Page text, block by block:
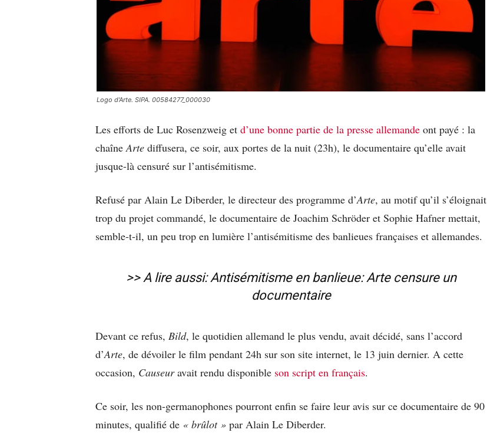
Logo d'Arte. SIPA. 00584277_000030
Les efforts de Luc Rosenzweig et d’une bonne partie de la presse allemande ont payé : la
chaîne Arte diffusera, ce soir, aux portes de la nuit (23h), le documentaire qu’elle avait
jusque-là censuré sur l’antisémitisme.
Refusé par Alain Le Diberder, le directeur des programme d’Arte, au motif qu’il s’éloignait
trop du projet commandé, le documentaire de Joachim Schröder et Sophie Hafner mettait,
semble-t-il, un peu trop en lumière l’antisémitisme des banlieues françaises et allemandes.
>> A lire aussi:Antisémitisme en banlieue: Arte censure un
documentaire
Devant ce refus, Bild, le quotidien allemand le plus vendu, avait décidé, sans l’accord
d’Arte, de dévoiler le film pendant 24h sur son site internet, le 13 juin dernier. A cette
occasion, Causeuravait rendu disponible son script en français.
Ce soir, les non-germanophones pourront enfin se faire leur avis sur ce documentaire de 90
minutes, qualifié de « brûlot » par Alain Le Diberder.